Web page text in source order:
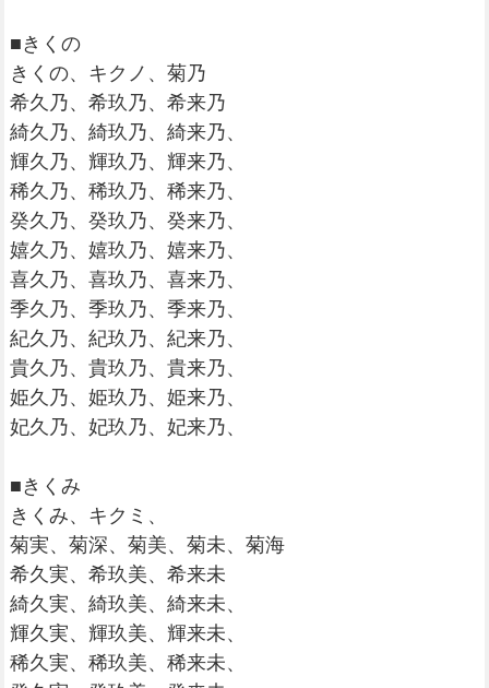
■きくの
きくの、キクノ、菊乃
希久乃、希玖乃、希来乃
綺久乃、綺玖乃、綺来乃、
輝久乃、輝玖乃、輝来乃、
稀久乃、稀玖乃、稀来乃、
癸久乃、癸玖乃、癸来乃、
嬉久乃、嬉玖乃、嬉来乃、
喜久乃、喜玖乃、喜来乃、
季久乃、季玖乃、季来乃、
紀久乃、紀玖乃、紀来乃、
貴久乃、貴玖乃、貴来乃、
姫久乃、姫玖乃、姫来乃、
妃久乃、妃玖乃、妃来乃、
■きくみ
きくみ、キクミ、
菊実、菊深、菊美、菊未、菊海
希久実、希玖美、希来未
綺久実、綺玖美、綺来未、
輝久実、輝玖美、輝来未、
稀久実、稀玖美、稀来未、